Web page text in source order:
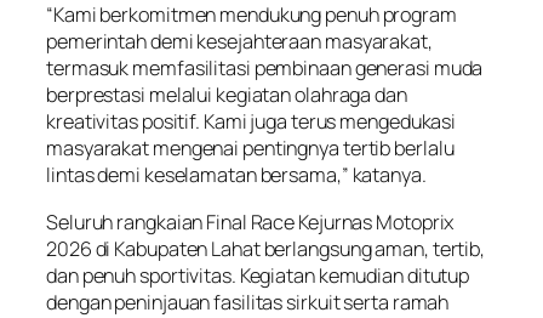
“Kami berkomitmen mendukung penuh program
pemerintah demi kesejahteraan masyarakat,
termasuk memfasilitasi pembinaan generasi muda
berprestasi melalui kegiatan olahraga dan
kreativitas positif. Kami juga terus mengedukasi
masyarakat mengenai pentingnya tertib berlalu
lintas demi keselamatan bersama,” katanya.
Seluruh rangkaian Final Race Kejurnas Motoprix
2026 di Kabupaten Lahat berlangsung aman, tertib,
dan penuh sportivitas. Kegiatan kemudian ditutup
dengan peninjauan fasilitas sirkuit serta ramah